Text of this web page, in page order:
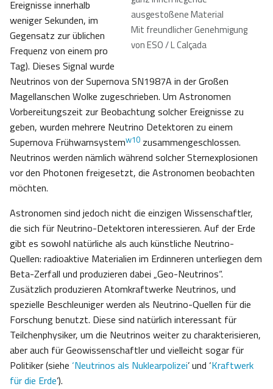
ausgestoßene Material
Mit freundlicher Genehmigung
von ESO / L Calçada
Ereignisse innerhalb
weniger Sekunden, im
Gegensatz zur üblichen
Frequenz von einem pro
Tag). Dieses Signal wurde
Neutrinos von der Supernova SN1987A in der Großen
Magellanschen Wolke zugeschrieben. Um Astronomen
Vorbereitungszeit zur Beobachtung solcher Ereignisse zu
geben, wurden mehrere Neutrino Detektoren zu einem
Supernova Frühwarnsystemw10 zusammengeschlossen.
Neutrinos werden nämlich während solcher Sternexplosionen
vor den Photonen freigesetzt, die Astronomen beobachten
möchten.
Astronomen sind jedoch nicht die einzigen Wissenschaftler,
die sich für Neutrino-Detektoren interessieren. Auf der Erde
gibt es sowohl natürliche als auch künstliche Neutrino-
Quellen: radioaktive Materialien im Erdinneren unterliegen dem
Beta-Zerfall und produzieren dabei „Geo-Neutrinos“.
Zusätzlich produzieren Atomkraftwerke Neutrinos, und
spezielle Beschleuniger werden als Neutrino-Quellen für die
Forschung benutzt. Diese sind natürlich interessant für
Teilchenphysiker, um die Neutrinos weiter zu charakterisieren,
aber auch für Geowissenschaftler und vielleicht sogar für
Politiker (siehe ‘Neutrinos als Nuklearpolizei’ und ‘Kraftwerk
für die Erde’).